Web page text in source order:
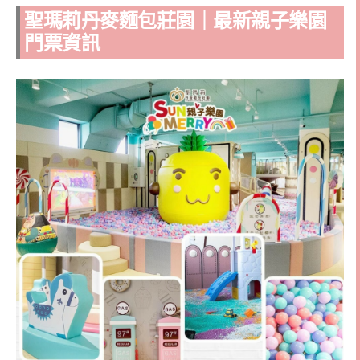
聖瑪莉丹麥麵包莊園｜最新親子樂園
門票資訊